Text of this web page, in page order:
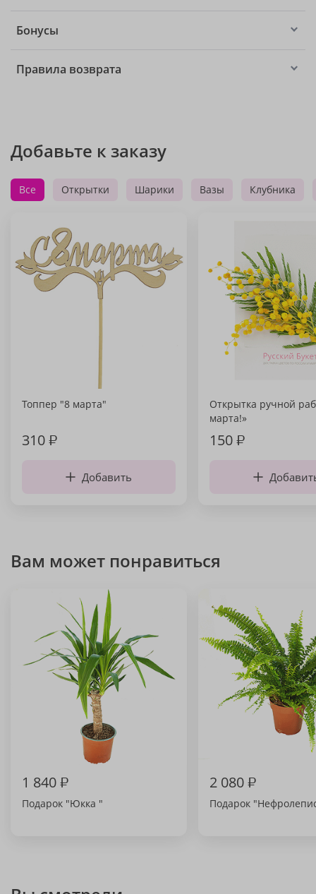
Бонусы
Правила возврата
Добавьте к заказу
Все Открытки Шарики Вазы Клубника
Топпер "8 марта"
310₽
Добавить
Открытка ручной
марта!»
150₽
Вам может понравиться
1 840₽
Подарок "Юкка "
2 080₽
Подарок